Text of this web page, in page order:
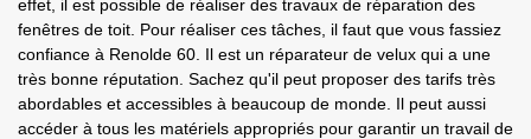
effet, il est possible de réaliser des travaux de réparation des
fenêtres de toit. Pour réaliser ces tâches, il faut que vous fassiez
confiance à Renolde 60. Il est un réparateur de velux qui a une
très bonne réputation. Sachez qu'il peut proposer des tarifs très
abordables et accessibles à beaucoup de monde. Il peut aussi
accéder à tous les matériels appropriés pour garantir un travail de